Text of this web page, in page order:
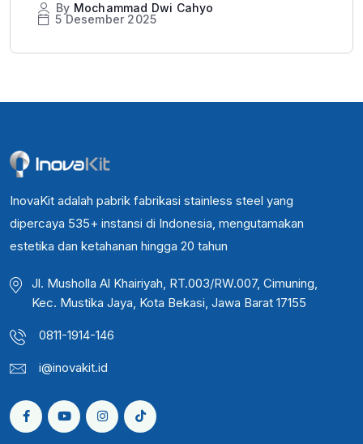
By Mochammad Dwi Cahyo
5 Desember 2025
InovaKit adalah pabrik fabrikasi stainless steel yang
dipercaya 535+ instansi di Indonesia, mengutamakan
estetika dan ketahanan hingga 20 tahun
Jl. Musholla Al Khairiyah, RT.003/RW.007, Cimuning,
Kec. Mustika Jaya, Kota Bekasi, Jawa Barat 17155
0811-1914-146
i@inovakit.id